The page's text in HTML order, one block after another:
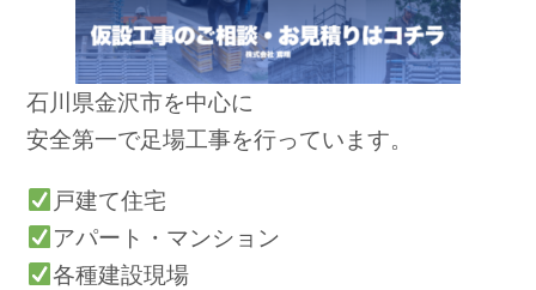
石川県金沢市を中心に
安全第一で足場工事を行っています。
戸建て住宅
アパート・マンション
各種建設現場